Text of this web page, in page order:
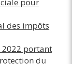
pour
des impôts
2022 portant
du